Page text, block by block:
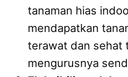
tanaman hias
mendapatkan
terawat dan sehat
mengurusnya